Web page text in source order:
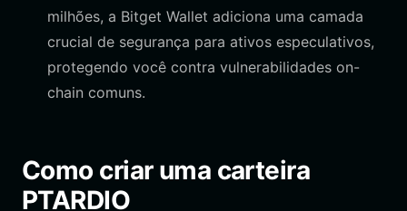
milhões, a Bitget Wallet adiciona uma camada
crucial de segurança para ativos especulativos,
protegendo você contra vulnerabilidades on-
chain comuns.
Como criar uma carteira
PTARDIO